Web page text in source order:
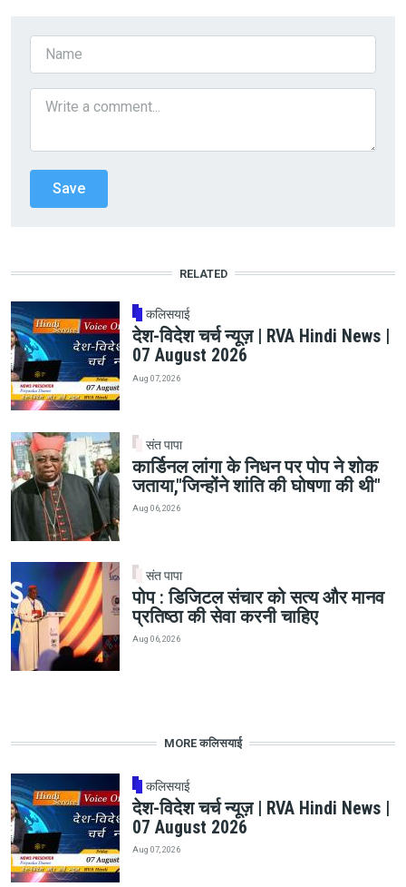
RELATED
कलिसयाई
देश-विदेश चर्च न्यूज़ | RVA Hindi News |
07 August 2026
Aug 07, 2026
संत पापा
कार्डिनल लांगा के निधन पर पोप ने शोक
जताया,"जिन्होंने शांति की घोषणा की थी"
Aug 06, 2026
संत पापा
पोप : डिजिटल संचार को सत्य और मानव
प्रतिष्ठा की सेवा करनी चाहिए
Aug 06, 2026
MORE कलिसयाई
कलिसयाई
देश-विदेश चर्च न्यूज़ | RVA Hindi News |
07 August 2026
Aug 07, 2026